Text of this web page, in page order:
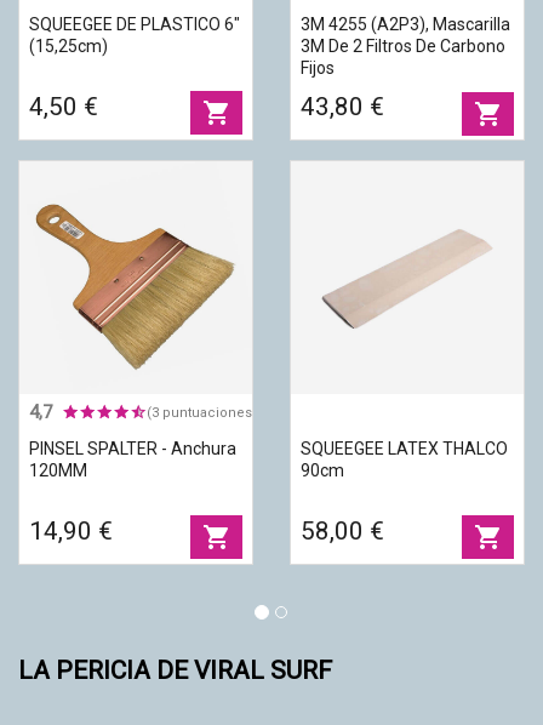
SQUEEGEE DE PLASTICO 6"
(15,25cm)
4,50 € shopping_cart
3M 4255 (A2P3), Mascarilla
3M De 2 Filtros De Carbono
Fijos
43,80 € shopping_cart
4,7 (3 puntuaciones)
PINSEL SPALTER - Anchura
120MM
14,90 € shopping_cart
SQUEEGEE LATEX THALCO
90cm
58,00 € shopping_cart
LA PERICIA DE VIRAL SURF